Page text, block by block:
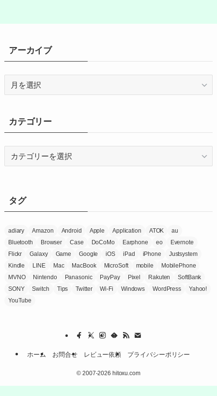
アーカイブ
ブ
カテゴリー
ータグ
adiary Amazon Android Apple Application ATOK
au
Bluetooth
Browser Case DoCoMo Earphone eo
Evernote
Flickr
Galaxy Game Google iOS iPad iPhone
Justsystem
Kindle
LINE Mac MacBook MicroSoft mobile
MobilePhone
MVNO
Nintendo Panasonic PayPay Pixel Rakuten
SoftBank
SONY
Switch Tips Twitter Wi-Fi Windows WordPress
Yahoo!
YouTube
ホーム お問合せ レビュー依頼 プライバシーポリシー
© 2007-2026 hitoxu.com